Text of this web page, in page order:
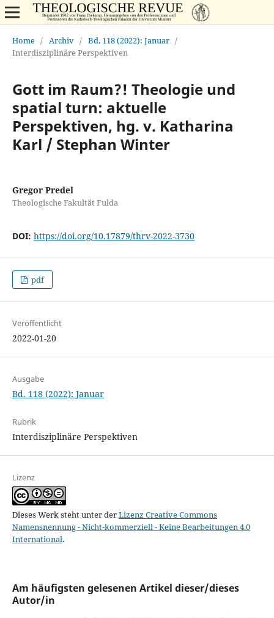
Home / Archiv / Bd. 118 (2022): Januar /
Interdisziplinäre Perspektiven
Gott im Raum?! Theologie und
spatial turn: aktuelle
Perspektiven, hg. v. Katharina
Karl / Stephan Winter
Gregor Predel
Theologische Fakultät Fulda
DOI: https://doi.org/10.17879/thrv-2022-3730
pdf
Veröffentlicht
2022-01-20
Ausgabe
Bd. 118 (2022): Januar
Rubrik
Interdisziplinäre Perspektiven
Lizenz
Dieses Werk steht unter derLizenz Creative Commons
Namensnennung - Nicht-kommerziell - Keine Bearbeitungen 4.0
International.
Am häufigsten gelesenen Artikel dieser/dieses
Autor/in